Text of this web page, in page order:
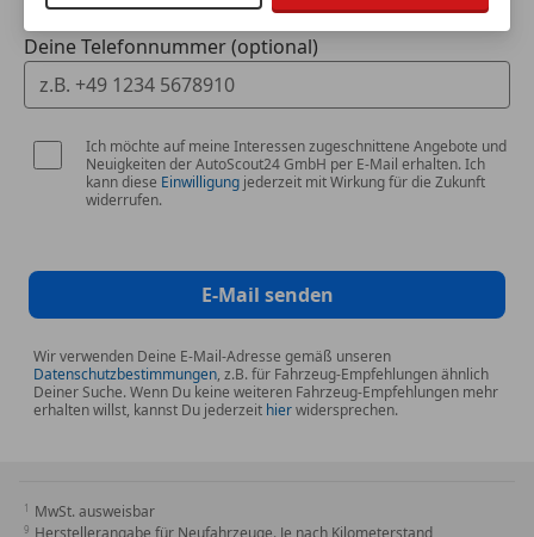
Deine Telefonnummer (optional)
Ich möchte auf meine Interessen zugeschnittene Angebote und
Neuigkeiten der AutoScout24 GmbH per E-Mail erhalten. Ich
kann diese Einwilligung jederzeit mit Wirkung für die Zukunft
widerrufen.
E-Mail senden
Wir verwenden Deine E-Mail-Adresse gemäß unseren
Datenschutzbestimmungen, z.B. für Fahrzeug-Empfehlungen ähnlich
Deiner Suche. Wenn Du keine weiteren Fahrzeug-Empfehlungen mehr
erhalten willst, kannst Du jederzeit hierwidersprechen.
MwSt. ausweisbar
Herstellerangabe für Neufahrzeuge. Je nach Kilometerstand,